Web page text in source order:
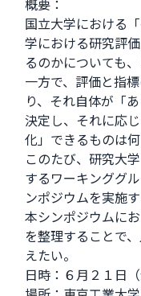
概要：
国立大学における
学における研究評
るのかについても
一方で、評価と指
り、それ自体が「
決定し、それに応
化」できるものは
このたび、研究大
するワーキンググ
ンポジウムを実施
本シンポジウムに
を整理することで
えたい。
日時：６月２１日